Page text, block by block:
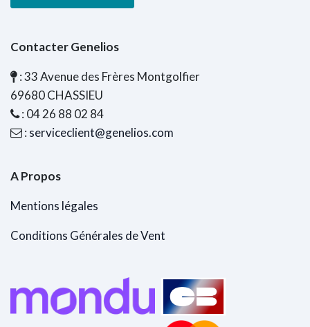
Contacter Genelios
: 33 Avenue des Frères Montgolfier
69680 CHASSIEU
: 04 26 88 02 84
: serviceclient@genelios.com
A Propos
Mentions légales
Conditions Générales de Vent